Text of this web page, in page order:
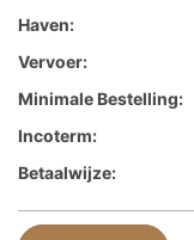
Haven:
Vervoer:
Minimale Bestelling:
Incoterm:
Betaalwijze: